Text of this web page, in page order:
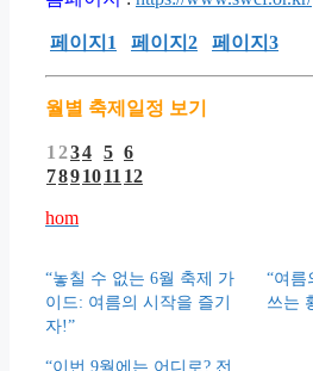
페이지1 페이지2 페이지3
월별 축제일정 보기
1234 5 6
789101112
hom
“놓칠 수 없는 6월 축제 가
이드: 여름의 시작을 즐기
자!”
“여름
쓰는
“이번 9월에는 어디로? 전